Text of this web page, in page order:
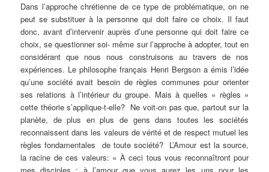
Dans l’approche chrétienne de ce type de problématique, on ne
peut se substituer à la personne qui doit faire ce choix. Il faut
donc, avant d’intervenir auprès d’une personne qui doit faire ce
choix, se questionner soi- même sur l’approche à adopter, tout en
considérant que nous nous construisons au travers de nos
expériences. Le philosophe français Henri Bergson a émis l’idée
qu’une société avait besoin de règles communes pour orienter
ses relations à l’intérieur du groupe. Mais à quelles « règles »
cette théorie s’applique-t-elle? Ne voit-on pas que, partout sur la
planète, de plus en plus de gens dans toutes les sociétés
reconnaissent dans les valeurs de vérité et de respect mutuel les
règles fondamentales de toute société? L’Amour est la source,
la racine de ces valeurs: « À ceci tous vous reconnaîtront pour